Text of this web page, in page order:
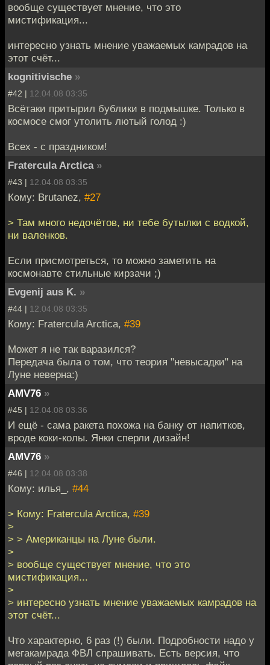
вообще существует мнение, что это
мистификация...
интересно узнать мнение уважаемых камрадов на
этот счёт...
kognitivische »
#42 | 12.04.08 03:35
Всётаки притырил бублики в подмышке. Только в
космосе смог утолить лютый голод :)
Всех - с праздником!
Fratercula Arctica »
#43 | 12.04.08 03:35
Кому: Brutanez, #27
> Там много недочётов, ни тебе бутылки с водкой,
ни валенков.
Если присмотреться, то можно заметить на
космонавте стильные кирзачи ;)
Evgenij aus K. »
#44 | 12.04.08 03:35
Кому: Fratercula Arctica, #39
Может я не так варазился?
Передача была о том, что теория "невысадки" на
Луне неверна:)
AMV76 »
#45 | 12.04.08 03:36
И ещё - сама ракета похожа на банку от напитков,
вроде коки-колы. Янки сперли дизайн!
AMV76 »
#46 | 12.04.08 03:38
Кому: илья_, #44
> Кому: Fratercula Arctica, #39
>
> > Американцы на Луне были.
>
> вообще существует мнение, что это
мистификация...
>
> интересно узнать мнение уважаемых камрадов на
этот счёт...
Что характерно, 6 раз (!) были. Подробности надо у
мегакамрада ФВЛ спрашивать. Есть версия, что